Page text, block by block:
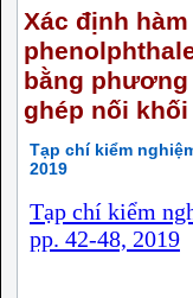
Xác định
bằng
ghép nối khối
Tạp chí kiểm
2019
Tạp chí kiểm
pp. 42-48, 2019